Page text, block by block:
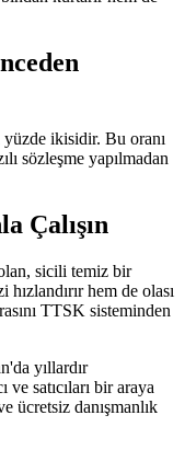
yüzde ikisidir. Bu oranı
sözleşme yapılmadan
Çalışın
sicili temiz bir
hem de olası
TTSK sisteminden
yıllardır
satıcıları bir araya
ücretsiz danışmanlık